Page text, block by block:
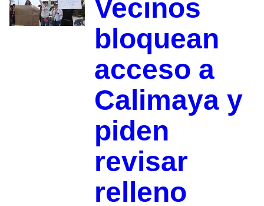
Vecinos
bloquean
acceso a
Calimaya y
piden
revisar
relleno